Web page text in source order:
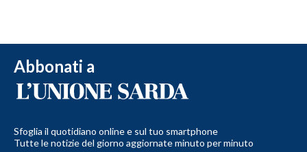
Abbonati a
Sfoglia il quotidiano online e sul tuo smartphone
Tutte le notizie del giorno aggiornate minuto per minuto